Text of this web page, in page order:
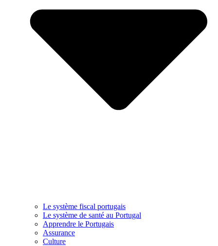
Le système fiscal portugais
Le système de santé au Portugal
Apprendre le Portugais
Assurance
Culture